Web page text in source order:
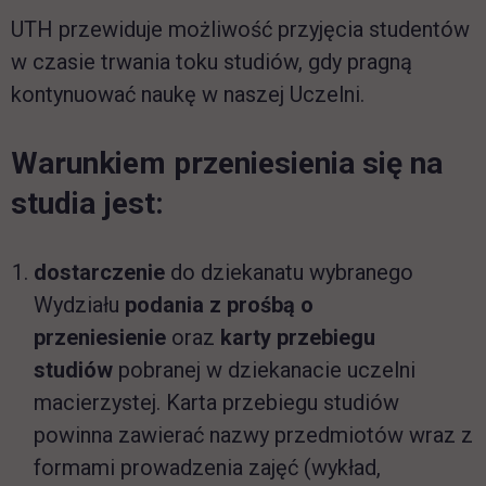
UTH przewiduje możliwość przyjęcia studentów
w czasie trwania toku studiów, gdy pragną
kontynuować naukę w naszej Uczelni.
Warunkiem przeniesienia się na
studia jest:
dostarczenie do dziekanatu wybranego
Wydziału podania z prośbą o
przeniesienie oraz karty przebiegu
studiów pobranej w dziekanacie uczelni
macierzystej. Karta przebiegu studiów
powinna zawierać nazwy przedmiotów wraz z
formami prowadzenia zajęć (wykład,